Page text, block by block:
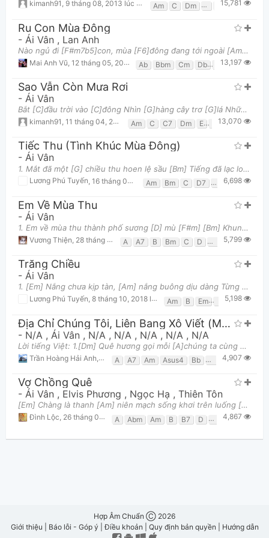
kimanh91 , 9 tháng 08, 2013 lúc 02:58pm Am C Dm F 15,781
Ru Con Mùa Đông
- Ái Vân , Lan Anh
Nào ngủ đi [F#m7b5]con, mùa [F6]đông đang tới ngoài [Am]hiên [G] Nào ngủ đi [F#m7b5]con, mùa [F6]đô
Mai Anh Vũ 12 tháng 05, 2019 lúc 08:41pm Ab Bbm Cm Db Eb Fm
13,197
Sao Vẫn Còn Mưa Rơi
- Ái Vân
Bắt [C]đầu trời vào [C]đông Nhìn [G]hàng cây trơ [G]lá Những [G]tháng dài chờ [F]trông Từ [F]ngày
kimanh91 11 tháng 04, 2017 lúc 10:08am Am C C7 Dm E Em F G
13,070
Tiếc Thu (Tình Khúc Mùa Đông)
- Ái Vân
1. Mắt đã một [G] chiều thu hoen lệ sầu [Bm] Tiếng đã lạc loài trong tim [Em] nghẹn ngào Đưa anh v
Lương Phú Tuyến 16 tháng 08, 2019 lúc 01:36pm Am Bm C D7 Em G
6,698
Em Về Mùa Thu
- Ái Vân
1. Em về mùa thu thành phố sương [D] mù [F#m] [Bm] Khung trời lộng [D7] gió chiều xuống mơ [G] hồ [
Vương Thiện 28 tháng 09, 2017 lúc 03:04pm A A7 B Bm C D D7 Em F#m
5,799
Trăng Chiều
- Ái Vân
1. [Em] Nắng chưa kịp tàn, [Am] nắng buông dịu dàng Từng tia nắng long [Em] lanh Ánh sao mặt hồ, [
Lương Phú Tuyến, 8 tháng 10, 2018 lúc 04:26pm Am B Em 5,198
Địa Chỉ Chúng Tôi, Liên Bang Xô Viết (Мой Адрес Советский Союз)
- N/A , Ái Vân , N/A , N/A , N/A , N/A , N/A
Lời tiếng Việt: 1.[Dm] Quê hương gọi mỗi [A]chúng ta cùng đi khắp [Dm]nơi, Từ miền đồng [Dm]lầy đ
Trần Hoàng Hải Anh 6 tháng 02, 2018 lúc 05:10pm
A A7 Am Asus4 Bb C Dm E
4,907
Vợ Chồng Quê
- Ái Vân , Elvis Phương , Ngọc Hạ , Thiên Tôn
[Em] Chàng là thanh [Am] niên mạch sống khơi trên luống [Em] cày Nói năng hiền [Am] lành như thóc v
Đình Lộc, 26 tháng 02, 2017 lúc 06:13pm A Abm Am B B7 D Dbm E Em
4,867
Hợp Âm Chuẩn Ⓒ 2026
Giới thiệu
Báo lỗi - Góp ý |Điều khoản Quy định bản quyền Hướng dẫn